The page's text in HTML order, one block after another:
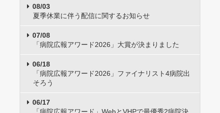
08/03
夏季休業に伴う配信に関するお知らせ
07/08
「病院広報アワード2026」大賞が決まりました
06/18
「病院広報アワード2026」ファイナリスト4病院出
そろう
06/17